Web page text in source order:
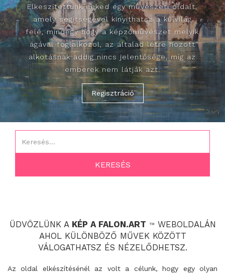
Elkeszítettünk neked egy műveszeti oldalt,
amely segítségével kinyithatsz a külvilág
felé, mindegy hogy a képzőművészet melyik
ágával foglalkozol, az általad létre hozott
alkotásnak addig nincs jelentősége, míg az
emberek nem látják azt.
Regisztráció
ÜDVÖZLÜNK A KÉP A FALON.ART ™ WEBOLDALÁN
AHOL KÜLÖNBÖZŐ MŰVEK KÖZÖTT
VÁLOGATHATSZ ÉS NÉZELŐDHETSZ.
Az oldal elkészítésénél az volt a célunk, hogy egy olyan